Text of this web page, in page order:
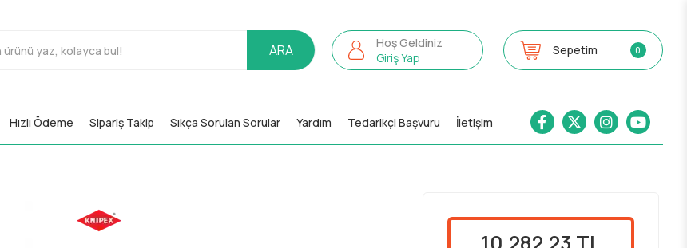
ARA
Hoş Geldiniz
Giriş Yap
Sepetim 0
Hızlı Ödeme Sipariş Takip Sıkça Sorulan Sorular Yardım Tedarikçi Başvuru İletişim